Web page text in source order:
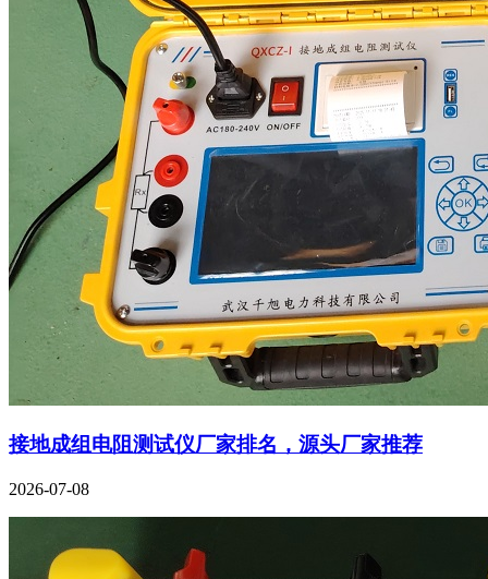
接地成组电阻测试仪厂家排名，源头厂家推荐
2026-07-08